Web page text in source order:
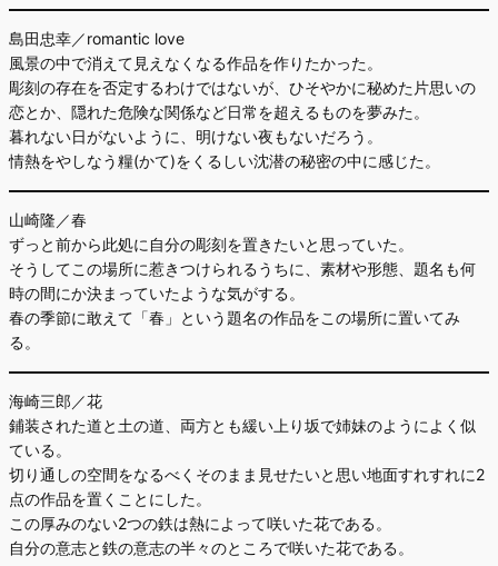
島田忠幸／romantic love
風景の中で消えて見えなくなる作品を作りたかった。
彫刻の存在を否定するわけではないが、ひそやかに秘めた片思いの
恋とか、隠れた危険な関係など日常を超えるものを夢みた。
暮れない日がないように、明けない夜もないだろう。
情熱をやしなう糧(かて)をくるしい沈潜の秘密の中に感じた。
山崎隆／春
ずっと前から此処に自分の彫刻を置きたいと思っていた。
そうしてこの場所に惹きつけられるうちに、素材や形態、題名も何
時の間にか決まっていたような気がする。
春の季節に敢えて「春」という題名の作品をこの場所に置いてみ
る。
海崎三郎／花
鋪装された道と土の道、両方とも緩い上り坂で姉妹のようによく似
ている。
切り通しの空間をなるべくそのまま見せたいと思い地面すれすれに2
点の作品を置くことにした。
この厚みのない2つの鉄は熱によって咲いた花である。
自分の意志と鉄の意志の半々のところで咲いた花である。